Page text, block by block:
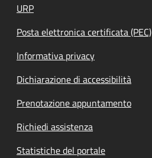
URP
Posta elettronica certificata (PEC)
Informativa privacy
Dichiarazione di accessibilità
Prenotazione appuntamento
Richiedi assistenza
Statistiche del portale